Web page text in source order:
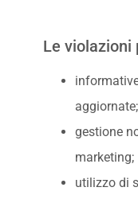
Le violazioni
aggiornate;
gestione
marketing;
utilizzo di